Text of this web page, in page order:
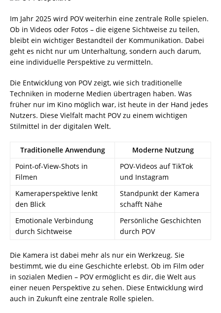
Im Jahr 2025 wird POV weiterhin eine zentrale Rolle spielen.
Ob in Videos oder Fotos – die eigene Sichtweise zu teilen,
bleibt ein wichtiger Bestandteil der Kommunikation. Dabei
geht es nicht nur um Unterhaltung, sondern auch darum,
eine individuelle Perspektive zu vermitteln.
Die Entwicklung von POV zeigt, wie sich traditionelle
Techniken in moderne Medien übertragen haben. Was
früher nur im Kino möglich war, ist heute in der Hand jedes
Nutzers. Diese Vielfalt macht POV zu einem wichtigen
Stilmittel in der digitalen Welt.
Traditionelle Anwendung
Moderne Nutzung
Point-of-View-Shots in
Filmen
POV-Videos auf TikTok
und Instagram
Kameraperspektive lenkt
den Blick
Standpunkt der Kamera
schafft Nähe
Emotionale Verbindung
durch Sichtweise
Persönliche Geschichten
durch POV
Die Kamera ist dabei mehr als nur ein Werkzeug. Sie
bestimmt, wie du eine Geschichte erlebst. Ob im Film oder
in sozialen Medien – POV ermöglicht es dir, die Welt aus
einer neuen Perspektive zu sehen. Diese Entwicklung wird
auch in Zukunft eine zentrale Rolle spielen.